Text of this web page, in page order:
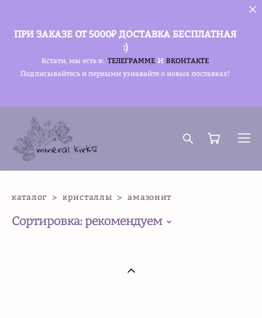
ПРИ ЗАКАЗЕ ОТ 5000₽ ДОСТАВКА БЕСПЛАТНАЯ
:)
Кстати, мы есть в: ТЕЛЕГРАММЕ и ВКОНТАКТЕ
Подписывайтесь и первыми узнавайте о новых поставках!
каталог > кристаллы > амазонит
Сортировка:рекомендуем